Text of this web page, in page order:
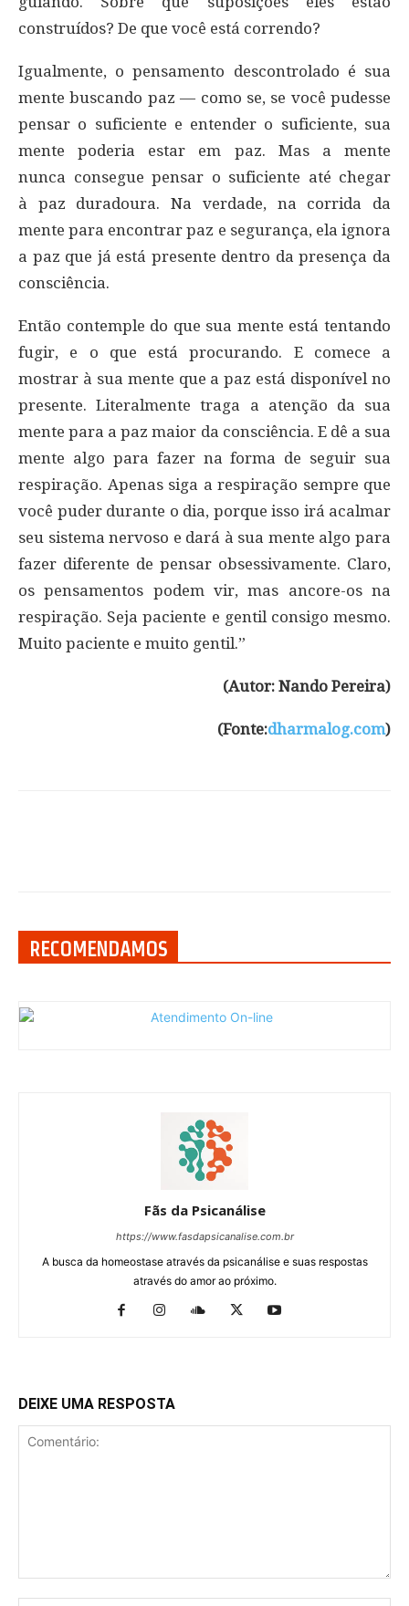
construídos? De que você está correndo?
Igualmente, o pensamento descontrolado é sua
mente buscando paz — como se, se você pudesse
pensar o suficiente e entender o suficiente, sua
mente poderia estar em paz. Mas a mente
nunca consegue pensar o suficiente até chegar
à paz duradoura. Na verdade, na corrida da
mente para encontrar paz e segurança, ela ignora
a paz que já está presente dentro da presença da
consciência.
Então contemple do que sua mente está tentando
fugir, e o que está procurando. E comece a
mostrar à sua mente que a paz está disponível no
presente. Literalmente traga a atenção da sua
mente para a paz maior da consciência. E dê a sua
mente algo para fazer na forma de seguir sua
respiração. Apenas siga a respiração sempre que
você puder durante o dia, porque isso irá acalmar
seu sistema nervoso e dará à sua mente algo para
fazer diferente de pensar obsessivamente. Claro,
os pensamentos podem vir, mas ancore-os na
respiração. Seja paciente e gentil consigo mesmo.
Muito paciente e muito gentil.”
(Autor: Nando Pereira)
(Fonte:dharmalog.com)
RECOMENDAMOS
Fãs da Psicanálise
https://www.fasdapsicanalise.com.br
A busca da homeostase através da psicanálise e suas respostas
através do amor ao próximo.
DEIXE UMA RESPOSTA